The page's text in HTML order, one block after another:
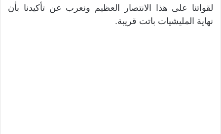
لقواتنا على هذا الانتصار العظيم ونعرب عن تأكيدنا بأن
نهاية المليشيات باتت قريبة.